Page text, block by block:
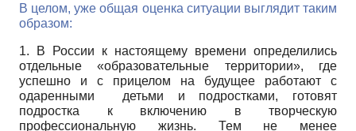
В целом, уже общая оценка ситуации выглядит таким
образом:
1. В России к настоящему времени определились
отдельные «образовательные территории», где
успешно и с прицелом на будущее работают с
одаренными детьми и подростками, готовят
подростка к включению в творческую
профессиональную жизнь. Тем не менее